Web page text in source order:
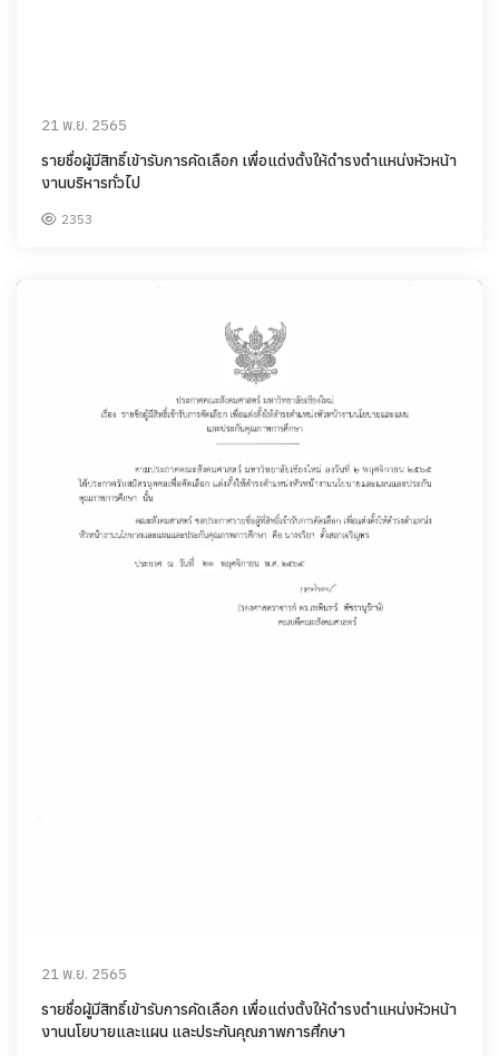
21 พ.ย. 2565
รายชื่อผู้มีสิทธิ์เข้ารับการคัดเลือก เพื่อแต่งตั้งให้ดำรงตำแหน่งหัวหน้า
งานบริหารทั่วไป
2353
21 พ.ย. 2565
รายชื่อผู้มีสิทธิ์เข้ารับการคัดเลือก เพื่อแต่งตั้งให้ดำรงตำแหน่งหัวหน้า
งานนโยบายและแผน และประกันคุณภาพการศึกษา